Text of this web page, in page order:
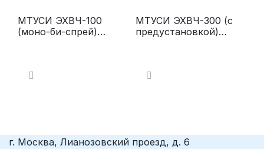
МТУСИ ЭХВЧ-100
(моно-би-спрей)
МТУСИ ЭХВЧ-300 (с
предустановкой)
г. Москва, Лианозовский проезд, д. 6